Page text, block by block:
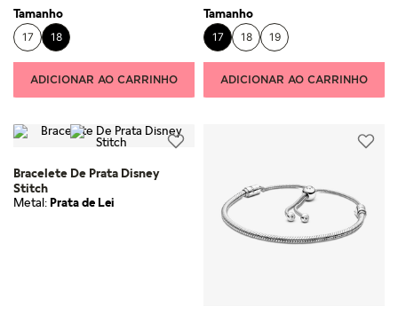
Tamanho
17 18
ADICIONAR AO CARRINHO
Tamanho
17 18 19
ADICIONAR AO CARRINHO
Bracelete De Prata Disney
Stitch
Metal:Prata de Lei